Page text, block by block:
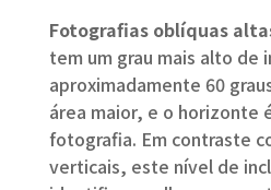
Fotografias oblíquas
tem um grau mais alto de
aproximadamente 60
área maior, e o horizonte
fotografia. Em contraste
verticais, este nível de